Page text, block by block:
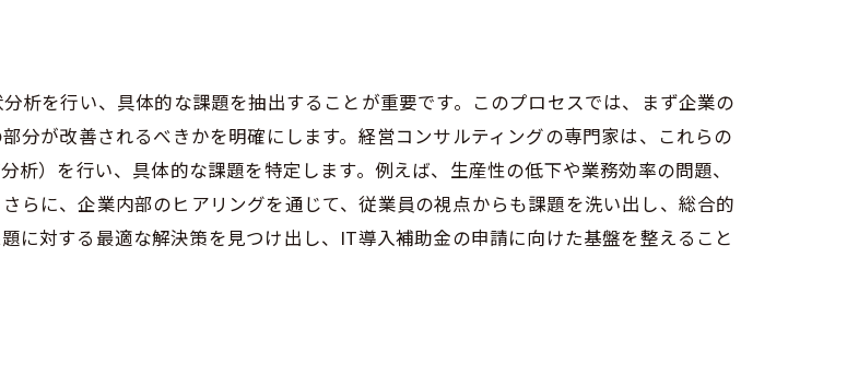
の対策
ングと計画
備
体的なコツ
IT導入補助金企業の成功事例
析を行い、具体的な課題を抽出することが重要です。このプロセスでは、まず企業の
分が改善されるべきかを明確にします。経営コンサルティングの専門家は、これらの
）を行い、具体的な課題を特定します。例えば、生産性の低下や業務効率の問題、
らに、企業内部のヒアリングを通じて、従業員の視点からも課題を洗い出し、総合的
に対する最適な解決策を見つけ出し、IT導入補助金の申請に向けた基盤を整えること